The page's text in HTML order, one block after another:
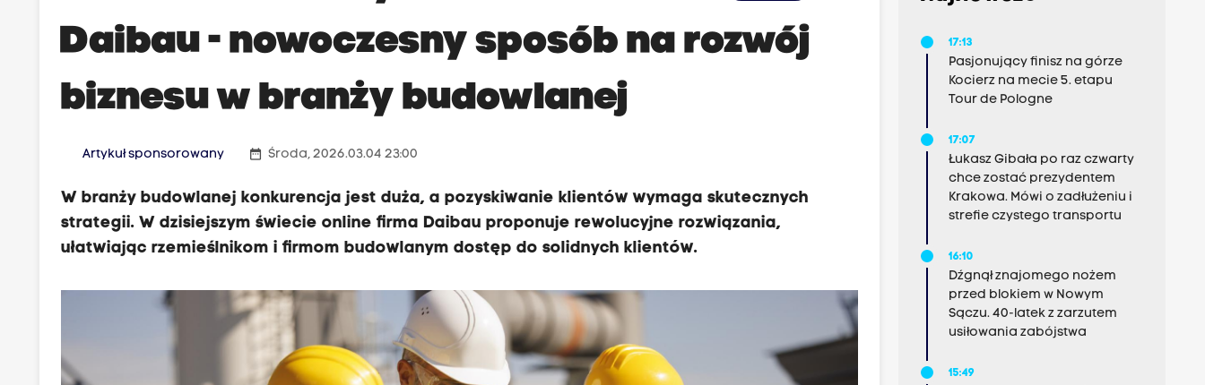
Daibau - nowoczesny sposób na rozwój
biznesu w branży budowlanej
Artykuł sponsorowany date_range Środa, 2026.03.04 23:00
W branży budowlanej konkurencja jest duża, a pozyskiwanie klientów wymaga skutecznych
strategii. W dzisiejszym świecie online firma Daibau proponuje rewolucyjne rozwiązania,
ułatwiając rzemieślnikom i firmom budowlanym dostęp do solidnych klientów.
17:13
Pasjonujący finisz na górze
Kocierz na mecie 5. etapu
Tour de Pologne
17:07
Łukasz Gibała po raz czwarty
chce zostać prezydentem
Krakowa. Mówi o zadłużeniu i
strefie czystego transportu
16:10
Dźgnął znajomego nożem
przed blokiem w Nowym
Sączu. 40-latek z zarzutem
usiłowania zabójstwa
15:49